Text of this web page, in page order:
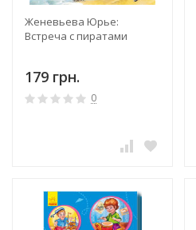
Женевьева Юрье:
Встреча с пиратами
179 грн.
0